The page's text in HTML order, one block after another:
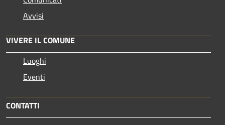
Avvisi
VIVERE IL COMUNE
Luoghi
Eventi
CONTATTI